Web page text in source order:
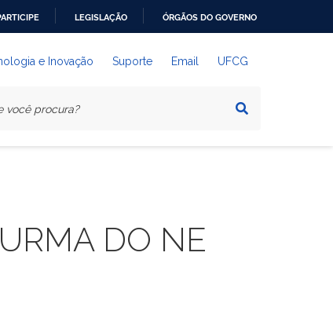
LEGISLAÇÃO ÓRGÃOS DO GOVERNO
e Inovação Suporte Email UFCG
DO NE